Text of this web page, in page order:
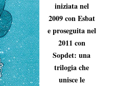
iniziata nel
2009 con Esbat
e proseguita nel
2011 con
Sopdet: una
trilogia che
unisce le